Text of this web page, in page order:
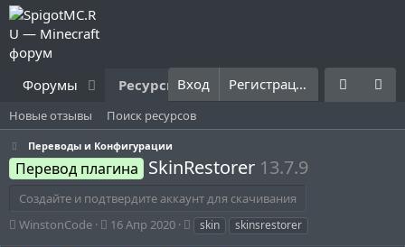
Форумы Ресурсы Что нового? Правила
Вход Регистрация
Новые отзывы Поиск ресурсов
Переводы и Конфигурации
Перевод плагина SkinRestorer 13.7.9
Создайте и подтвердите аккаунт для скачивания
А
WinstonCode
Д16 Апр 2020
Т skin skinsrestorer